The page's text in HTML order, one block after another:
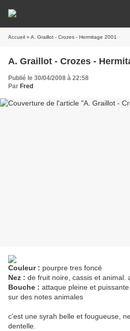
Accueil » A. Graillot - Crozes - Hermitage 2001
A. Graillot - Crozes -
Publié le 30/04/2008 à 22:58
Par Fred
Couleur : pourpre tres foncé
Nez : de fruit noire, cassis et animal.
Bouche : attaque pleine et
sur des notes animales
c'est une syrah belle et fougueuse,
dentelle.